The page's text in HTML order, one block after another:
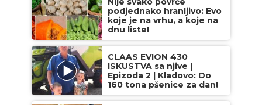
podjednako hranljivo: Evo
koje je na vrhu, a koje na
dnu liste!
CLAAS EVION 430
ISKUSTVA sa njive |
Epizoda 2 | Kladovo: Do
160 tona pšenice za dan!